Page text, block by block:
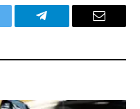
Telegram Email